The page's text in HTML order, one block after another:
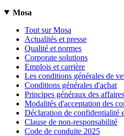
Mosa
Tout sur Mosa
Actualités et presse
Qualité et normes
Corporate solutions
Emplois et carrière
Les conditions générales de
Conditions générales d'achat
Principes généraux des affaires
Modalités d'acceptation des
Déclaration de confidentialité
Clause de non-responsabilité
Code de conduite 2025